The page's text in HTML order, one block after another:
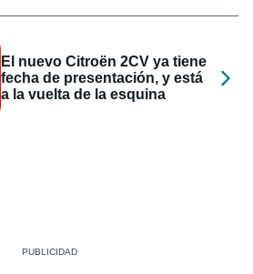
El nuevo Citroën 2CV ya tiene
fecha de presentación, y está
a la vuelta de la esquina